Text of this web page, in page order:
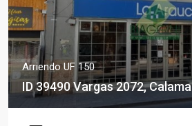
ArriendoUF 150
ID 39490 Vargas 2072, Calama